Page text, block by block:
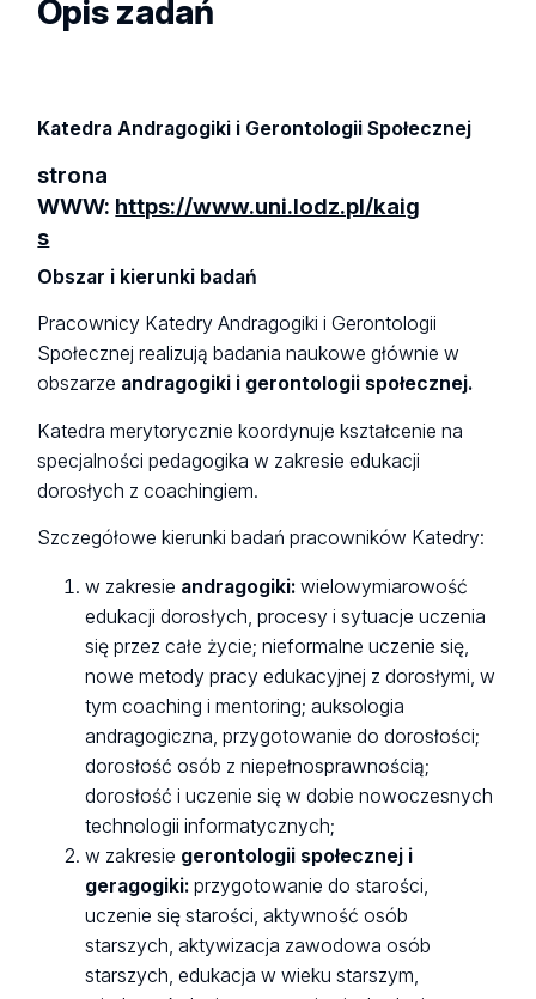
Opis zadań
Katedra Andragogiki i Gerontologii Społecznej
strona
WWW: https://www.uni.lodz.pl/kaig
s
Obszar i kierunki badań
Pracownicy Katedry Andragogiki i Gerontologii
Społecznej realizują badania naukowe głównie w
obszarze andragogiki i gerontologii społecznej.
Katedra merytorycznie koordynuje kształcenie na
specjalności pedagogika w zakresie edukacji
dorosłych z coachingiem.
Szczegółowe kierunki badań pracowników Katedry:
w zakresie andragogiki: wielowymiarowość
edukacji dorosłych, procesy i sytuacje uczenia
się przez całe życie; nieformalne uczenie się,
nowe metody pracy edukacyjnej z dorosłymi, w
tym coaching i mentoring; auksologia
andragogiczna, przygotowanie do dorosłości;
dorosłość osób z niepełnosprawnością;
dorosłość i uczenie się w dobie nowoczesnych
technologii informatycznych;
w zakresie gerontologii społecznej i
geragogiki: przygotowanie do starości,
uczenie się starości, aktywność osób
starszych, aktywizacja zawodowa osób
starszych, edukacja w wieku starszym,